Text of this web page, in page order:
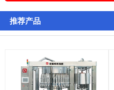
推荐产品